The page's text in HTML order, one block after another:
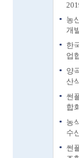
농
개
한
업
양
산
썬
합
농
수
썬